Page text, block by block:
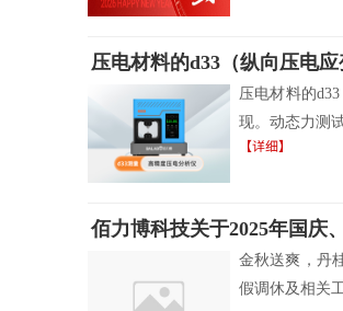
压电材料的d33（纵向压电
压电材料的
现。动态力测
【详细】
佰力博科技关于2025年国庆
金秋送爽，丹
假调休及相关